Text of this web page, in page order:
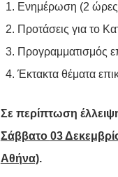
Ενημέρωση (2
Προτάσεις για το
Έκτακτα θέματα
Σε περίπτωση
Σάββατο 03
Αθήνα).